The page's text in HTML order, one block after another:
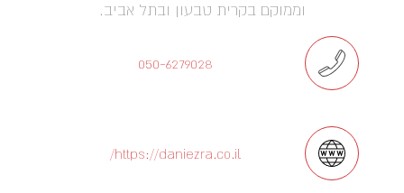
וממוקם בקרית טבעון ובתל אביב.
050-6279028
https://daniezra.co.il/